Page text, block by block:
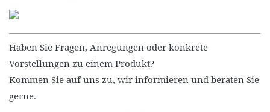
Haben Sie Fragen, Anregungen oder konkrete
Vorstellungen zu einem Produkt?
Kommen Sie auf uns zu, wir informieren und beraten Sie
gerne.